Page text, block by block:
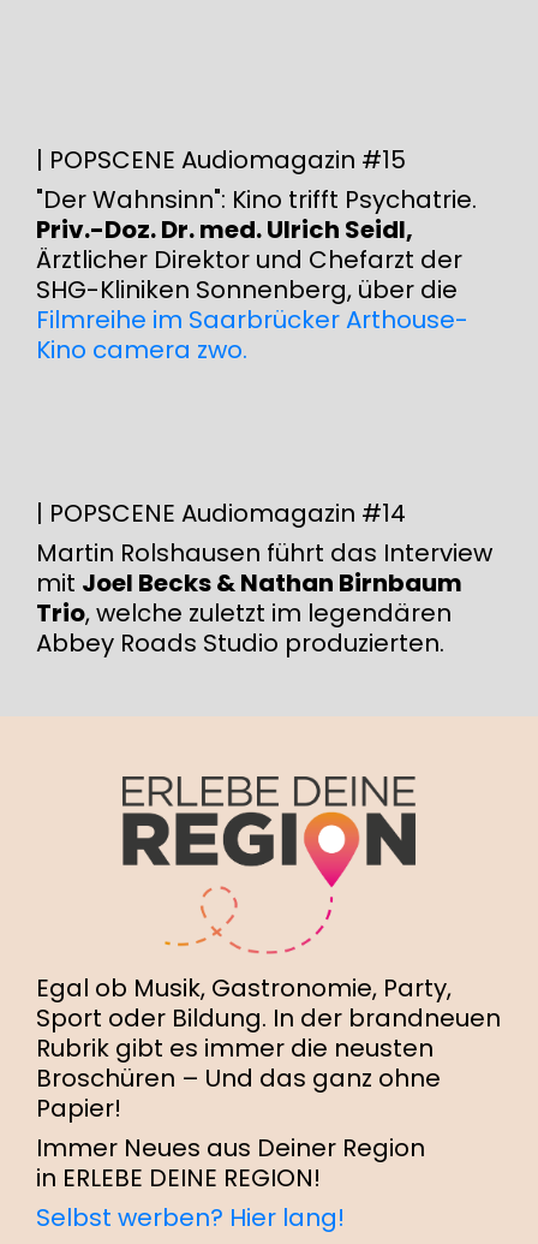
| POPSCENE Audiomagazin #15
"Der Wahnsinn": Kino trifft Psychatrie.
Priv.-Doz. Dr. med. Ulrich Seidl,
Ärztlicher Direktor und Chefarzt der
SHG-Kliniken Sonnenberg, über die
Filmreihe im Saarbrücker Arthouse-
Kino camera zwo.
| POPSCENE Audiomagazin #14
Martin Rolshausen führt das Interview
mit Joel Becks & Nathan Birnbaum
Trio, welche zuletzt im legendären
Abbey Roads Studio produzierten.
Egal ob Musik, Gastronomie, Party,
Sport oder Bildung. In der brandneuen
Rubrik gibt es immer die neusten
Broschüren – Und das ganz ohne
Papier!
Immer Neues aus Deiner Region
in ERLEBE DEINE REGION!
Selbst werben? Hier lang!